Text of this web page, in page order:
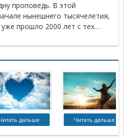
проповедь. В этой
нынешнего тысячелетия,
прошло 2000 лет с тех…
дальше Читать дальше